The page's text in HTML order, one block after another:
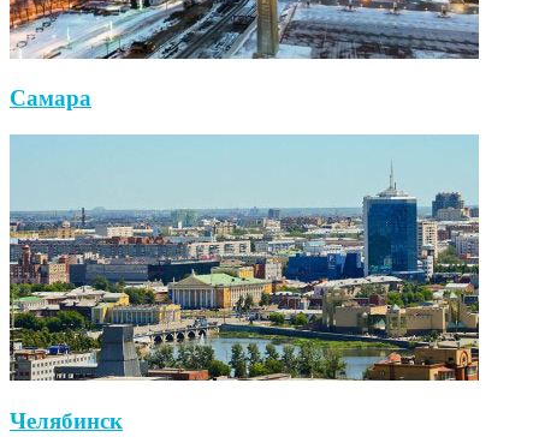
Самара
Челябинск